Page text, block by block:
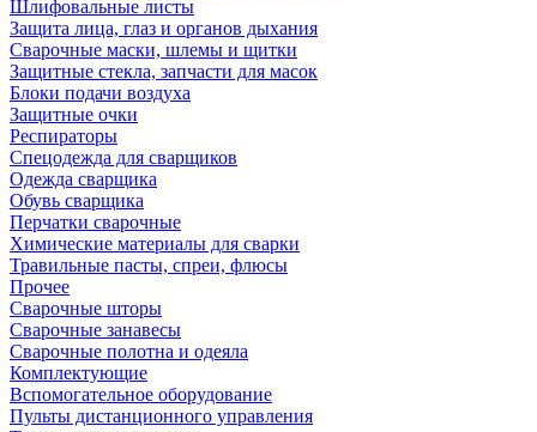
Шлифовальные листы
Защита лица, глаз и органов дыхания
Сварочные маски, шлемы и щитки
Защитные стекла, запчасти для масок
Блоки подачи воздуха
Защитные очки
Респираторы
Спецодежда для сварщиков
Одежда сварщика
Обувь сварщика
Перчатки сварочные
Химические материалы для сварки
Травильные пасты, спреи, флюсы
Прочее
Сварочные шторы
Сварочные занавесы
Сварочные полотна и одеяла
Комплектующие
Вспомогательное оборудование
Пульты дистанционного управления